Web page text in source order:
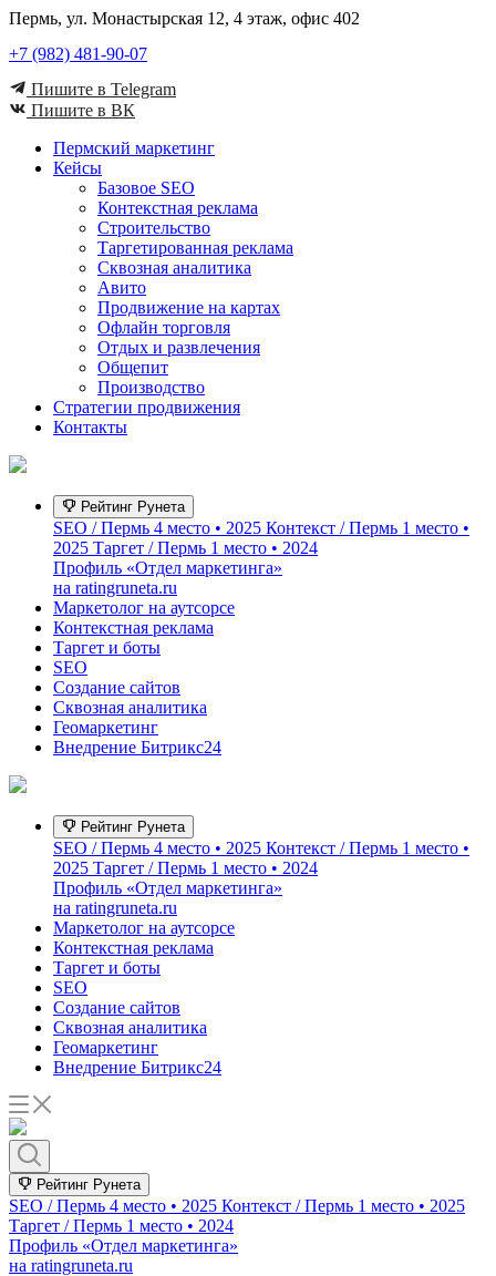
Пермь, ул. Монастырская 12, 4 этаж, офис 402
+7 (982) 481-90-07
Пишите в Telegram
Пишите в ВК
Пермский маркетинг
Кейсы
Базовое SEO
Контекстная реклама
Строительство
Таргетированная реклама
Сквозная аналитика
Авито
Продвижение на картах
Офлайн торговля
Отдых и развлечения
Общепит
Производство
Стратегии продвижения
Контакты
Рейтинг Рунета
SEO / Пермь 4 место • 2025 Контекст / Пермь 1 место •
2025 Таргет / Пермь 1 место • 2024
Профиль «Отдел маркетинга»
на ratingruneta.ru
Маркетолог на аутсорсе
Контекстная реклама
Таргет и боты
SEO
Создание сайтов
Сквозная аналитика
Геомаркетинг
Внедрение Битрикс24
Рейтинг Рунета
SEO / Пермь 4 место • 2025 Контекст / Пермь 1 место •
2025 Таргет / Пермь 1 место • 2024
Профиль «Отдел маркетинга»
на ratingruneta.ru
Маркетолог на аутсорсе
Контекстная реклама
Таргет и боты
SEO
Создание сайтов
Сквозная аналитика
Геомаркетинг
Внедрение Битрикс24
Рейтинг Рунета
SEO / Пермь 4 место • 2025 Контекст / Пермь 1 место • 2025
Таргет / Пермь 1 место • 2024
Профиль «Отдел маркетинга»
на ratingruneta.ru